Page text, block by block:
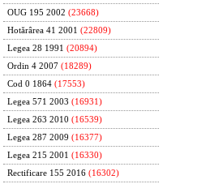
OUG 195 2002 (23668)
Hotărârea 41 2001 (22809)
Legea 28 1991 (20894)
Ordin 4 2007 (18289)
Cod 0 1864 (17553)
Legea 571 2003 (16931)
Legea 263 2010 (16539)
Legea 287 2009 (16377)
Legea 215 2001 (16330)
Rectificare 155 2016 (16302)